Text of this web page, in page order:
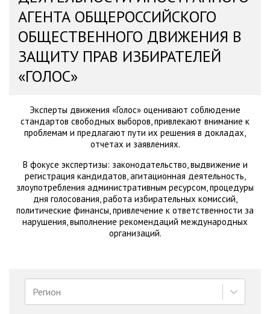
АГЕНТА ОБЩЕРОССИЙСКОГО
ОБЩЕСТВЕННОГО ДВИЖЕНИЯ В
ЗАЩИТУ ПРАВ ИЗБИРАТЕЛЕЙ
«ГОЛОС»
Эксперты движения «Голос» оценивают соблюдение
стандартов свободных выборов, привлекают внимание к
проблемам и предлагают пути их решения в докладах,
отчетах и заявлениях.
В фокусе экспертизы: законодательство, выдвижение и
регистрация кандидатов, агитационная деятельность,
злоупотребления административным ресурсом, процедуры
дня голосования, работа избирательных комиссий,
политические финансы, привлечение к ответственности за
нарушения, выполнение рекомендаций международных
организаций.
Регион